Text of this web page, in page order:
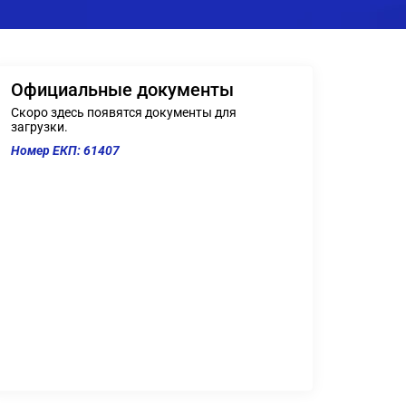
Официальные документы
Скоро здесь появятся документы для
загрузки.
Номер ЕКП: 61407